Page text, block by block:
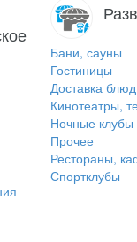
Бани, сауны
Гостиницы
Доставка блюд
Кинотеатры,
Ночные клубы
Прочее
Рестораны,
Спортклубы